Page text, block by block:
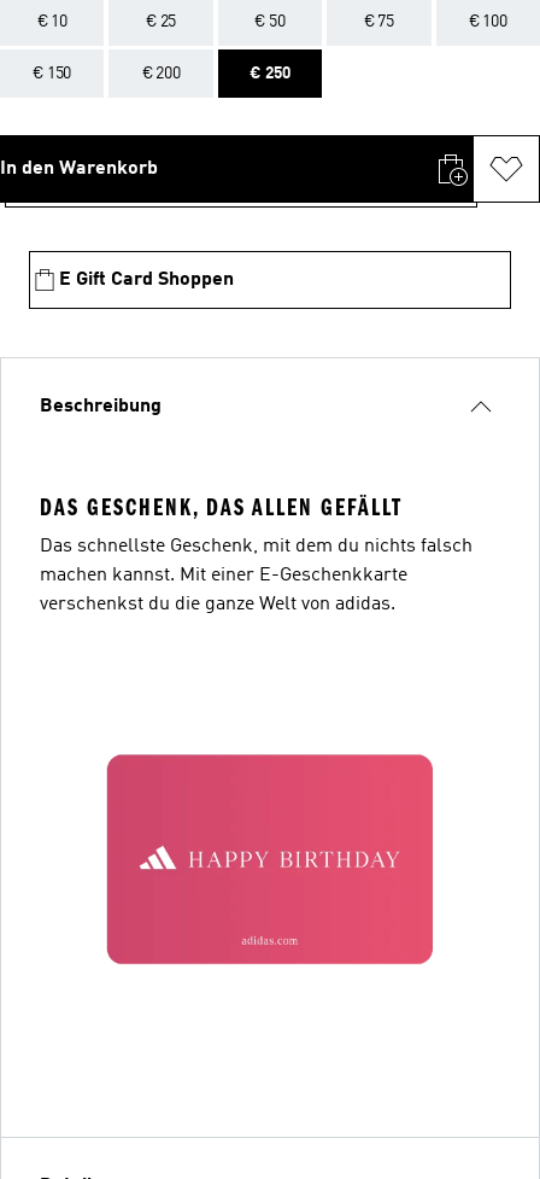
€ 10 € 25 € 50 € 75 € 100
€ 150 € 200 € 250
In den Warenkorb
E Gift Card Shoppen
Beschreibung
DAS GESCHENK, DAS ALLEN GEFÄLLT
Das schnellste Geschenk, mit dem du nichts falsch
machen kannst. Mit einer E-Geschenkkarte
verschenkst du die ganze Welt von adidas.